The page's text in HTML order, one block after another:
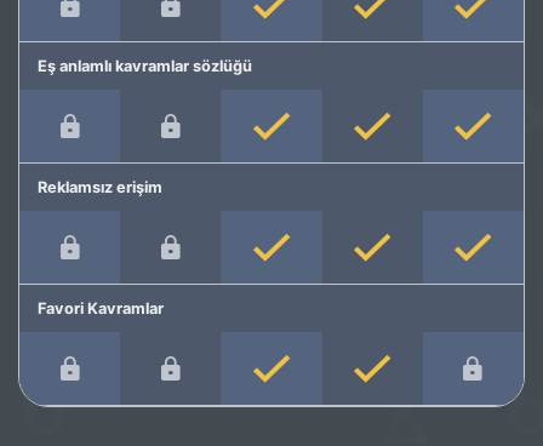
Eş anlamlı kavramlar sözlüğü
Reklamsız erişim
Favori Kavramlar